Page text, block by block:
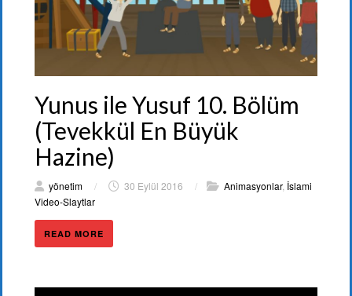
Yunus ile Yusuf 10. Bölüm
(Tevekkül En Büyük
Hazine)
yönetim / 30 Eylül 2016 / Animasyonlar, İslami
Video-Slaytlar
READ MORE